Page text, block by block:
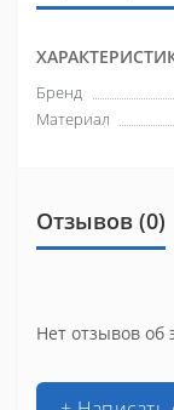
Бренд
Материал
Отзывов (0)
Нет отзывов об